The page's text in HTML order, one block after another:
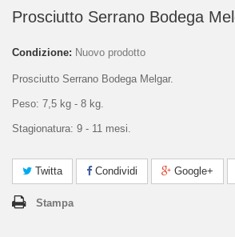
Prosciutto Serrano Bodega
Condizione: Nuovo prodotto
Prosciutto Serrano Bodega Melgar.
Peso: 7,5 kg - 8 kg.
Stagionatura: 9 - 11 mesi.
Twitta Condividi Google+
Stampa